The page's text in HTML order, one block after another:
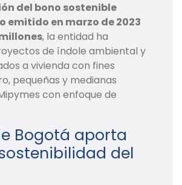
del bono sostenible
emitido en marzo de 2023
, la entidad ha
de índole ambiental y
a vivienda con fines
pequeñas y medianas
con enfoque de
Bogotá aporta
del